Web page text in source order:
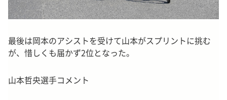
最後は岡本のアシストを受けて山本がスプリントに挑む
が、惜しくも届かず2位となった。
山本哲央選手コメント